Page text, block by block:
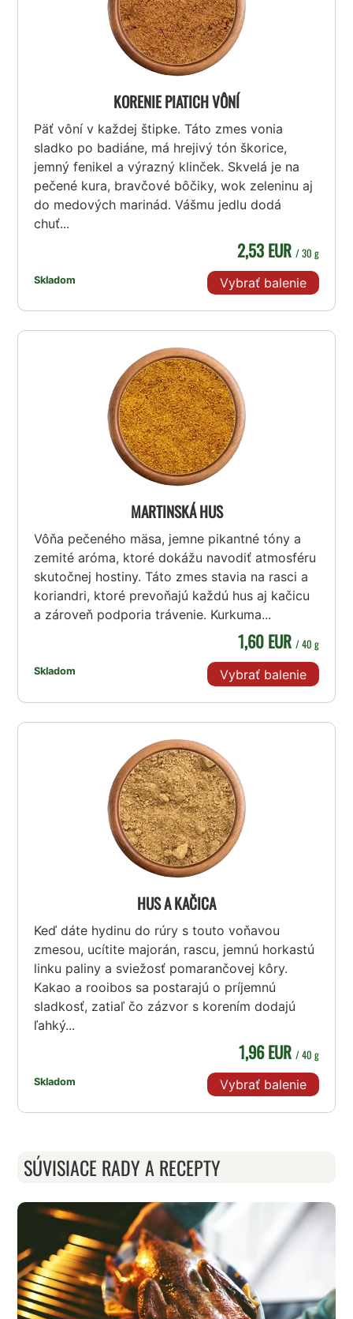
KORENIE PIATICH VÔNÍ
Päť vôní v každej štipke. Táto zmes vonia
sladko po badiáne, má hrejivý tón škorice,
jemný fenikel a výrazný klinček. Skvelá je na
pečené kura, bravčové bôčiky, wok zeleninu aj
do medových marinád. Vášmu jedlu dodá
chuť...
Skladom
2,53 EUR / 30 g
Vybrať balenie
MARTINSKÁ HUS
Vôňa pečeného mäsa, jemne pikantné tóny a
zemité aróma, ktoré dokážu navodiť atmosféru
skutočnej hostiny. Táto zmes stavia na rasci a
koriandri, ktoré prevoňajú každú hus aj kačicu
a zároveň podporia trávenie. Kurkuma...
Skladom
1,60 EUR / 40 g
Vybrať balenie
HUS A KAČICA
Keď dáte hydinu do rúry s touto voňavou
zmesou, ucítite majorán, rascu, jemnú horkastú
linku paliny a sviežosť pomarančovej kôry.
Kakao a rooibos sa postarajú o príjemnú
sladkosť, zatiaľ čo zázvor s korením dodajú
ľahký...
Skladom
1,96 EUR / 40 g
Vybrať balenie
SÚVISIACE RADY A RECEPTY